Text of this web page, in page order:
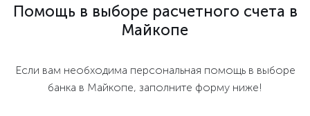
Помощь в выборе расчетного счета в
Майкопе
Если вам необходима персональная помощь в выборе
банка в Майкопе, заполните форму ниже!